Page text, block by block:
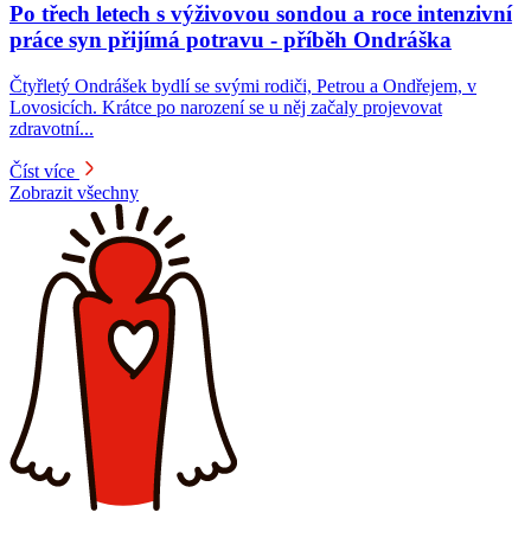
Po třech letech s výživovou sondou a roce intenzivní
práce syn přijímá potravu -⁠⁠⁠⁠⁠⁠ příběh Ondráška
Čtyřletý Ondrášek bydlí se svými rodiči, Petrou a Ondřejem, v
Lovosicích. Krátce po narození se u něj začaly projevovat
zdravotní...
Číst více
Zobrazit všechny